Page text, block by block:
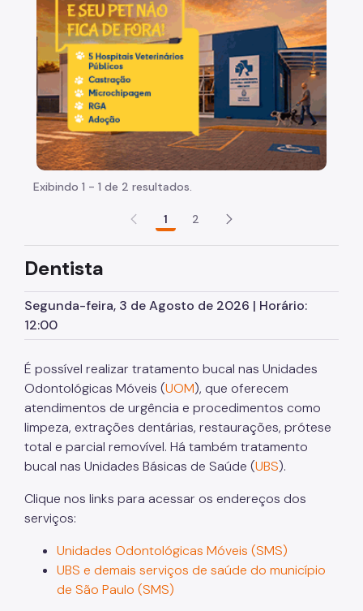
Acolhimento
Moradia Transitória
Benefícios Assistenciais e Moradia
Núcleos de Convivência
Alimentação
Saúde
Saúde mental, Álcool e Drogas
Dentista
Emprego e Renda
Emissão de documentos
Computador e Acesso à Internet
Atendimento à Mulher
Atendimento a Imigrantes
Atendimento à Pessoa Idosa
Exibindo 1 - 1 de 2 resultados.
1 2
Dentista
Segunda-feira, 3 de Agosto de 2026 | Horário:
12:00
É possível realizar tratamento bucal nas Unidades
Odontológicas Móveis (UOM), que oferecem
atendimentos de urgência e procedimentos como
limpeza, extrações dentárias, restaurações, prótese
total e parcial removível. Há também tratamento
bucal nas Unidades Básicas de Saúde (UBS).
Clique nos links para acessar os endereços dos
serviços:
Unidades Odontológicas Móveis (SMS)
UBS e demais serviços de saúde do município
de São Paulo (SMS)